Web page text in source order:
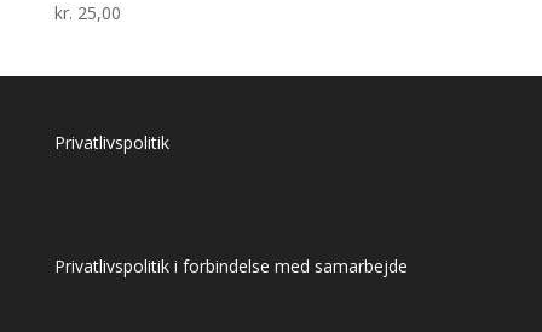
kr. 25,00
Privatlivspolitik
Privatlivspolitik i forbindelse med samarbejde